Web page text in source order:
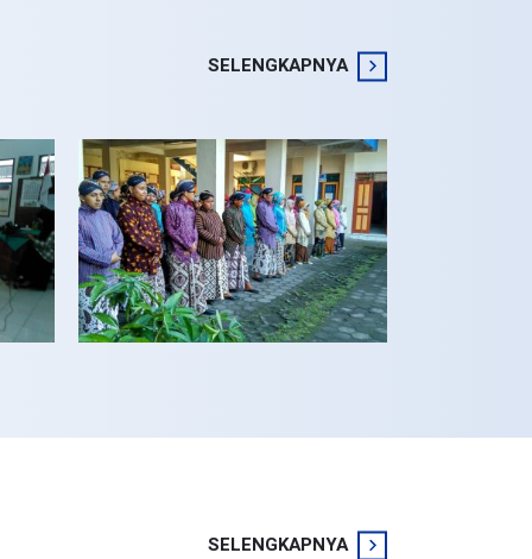
SELENGKAPNYA
SELENGKAPNYA